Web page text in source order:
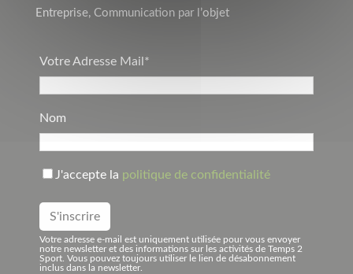
Entreprise, Communication par l’objet
Votre Adresse Mail*
Nom
J'accepte la politique de confidentialité
Votre adresse e-mail est uniquement utilisée pour vous envoyer
notre newsletter et des informations sur les activités de Temps 2
Sport. Vous pouvez toujours utiliser le lien de désabonnement
inclus dans la newsletter.